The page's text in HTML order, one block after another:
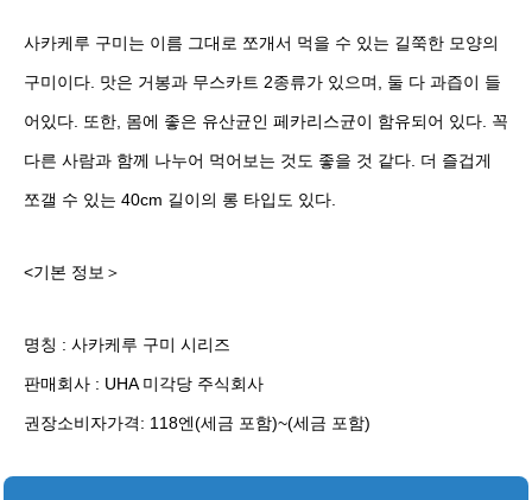
사카케루 구미는 이름 그대로 쪼개서 먹을 수 있는 길쭉한 모양의
구미이다. 맛은 거봉과 무스카트 2종류가 있으며, 둘 다 과즙이 들
어있다. 또한, 몸에 좋은 유산균인 페카리스균이 함유되어 있다. 꼭
다른 사람과 함께 나누어 먹어보는 것도 좋을 것 같다. 더 즐겁게
쪼갤 수 있는 40cm 길이의 롱 타입도 있다.
<기본 정보＞
명칭 : 사카케루 구미 시리즈
판매회사 : UHA 미각당 주식회사
권장소비자가격: 118엔(세금 포함)~(세금 포함)